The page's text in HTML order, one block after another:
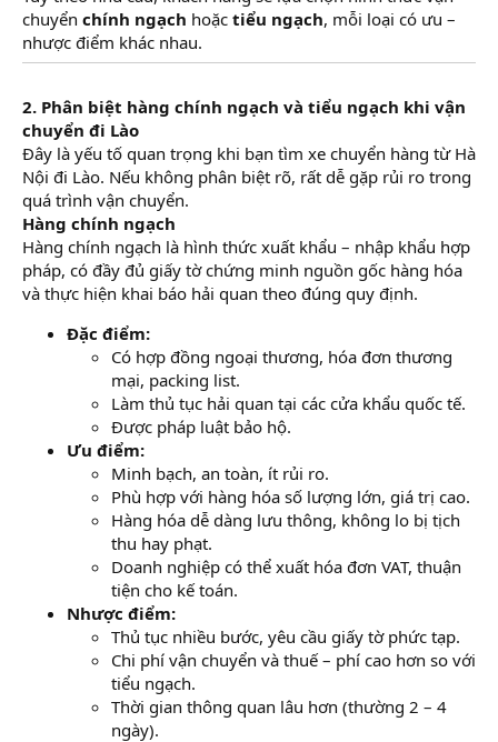
chuyển chính ngạch hoặc tiểu ngạch, mỗi loại có ưu –
nhược điểm khác nhau.
2. Phân biệt hàng chính ngạch và tiểu ngạch khi vận
chuyển đi Lào
Đây là yếu tố quan trọng khi bạn tìm xe chuyển hàng từ Hà
Nội đi Lào. Nếu không phân biệt rõ, rất dễ gặp rủi ro trong
quá trình vận chuyển.
Hàng chính ngạch
Hàng chính ngạch là hình thức xuất khẩu – nhập khẩu hợp
pháp, có đầy đủ giấy tờ chứng minh nguồn gốc hàng hóa
và thực hiện khai báo hải quan theo đúng quy định.
Đặc điểm:
Có hợp đồng ngoại thương, hóa đơn thương
mại, packing list.
Làm thủ tục hải quan tại các cửa khẩu quốc tế.
Được pháp luật bảo hộ.
Ưu điểm:
Minh bạch, an toàn, ít rủi ro.
Phù hợp với hàng hóa số lượng lớn, giá trị cao.
Hàng hóa dễ dàng lưu thông, không lo bị tịch
thu hay phạt.
Doanh nghiệp có thể xuất hóa đơn VAT, thuận
tiện cho kế toán.
Nhược điểm:
Thủ tục nhiều bước, yêu cầu giấy tờ phức tạp.
Chi phí vận chuyển và thuế – phí cao hơn so với
tiểu ngạch.
Thời gian thông quan lâu hơn (thường 2 – 4
ngày).